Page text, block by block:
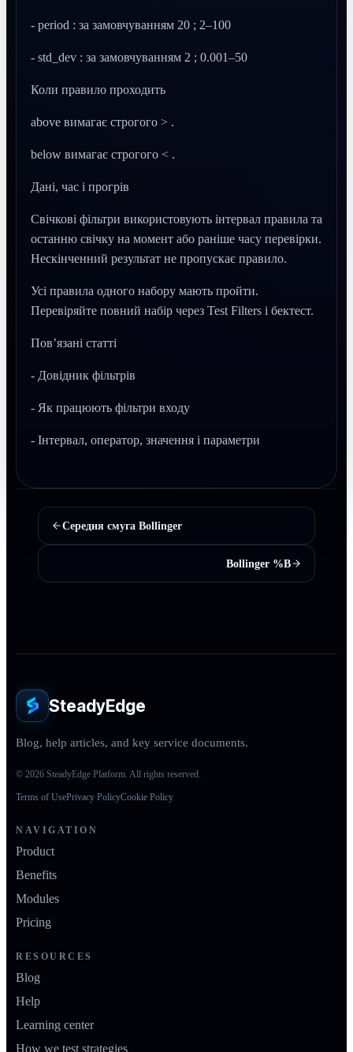
- period : за замовчуванням 20 ; 2–100
- std_dev : за замовчуванням 2 ; 0.001–50
Коли правило проходить
above вимагає строгого > .
below вимагає строгого < .
Дані, час і прогрів
Свічкові фільтри використовують інтервал правила та
останню свічку на момент або раніше часу перевірки.
Нескінченний результат не пропускає правило.
Усі правила одного набору мають пройти.
Перевіряйте повний набір через Test Filters і бектест.
Пов’язані статті
- Довідник фільтрів
- Як працюють фільтри входу
- Інтервал, оператор, значення і параметри
Середня смуга Bollinger
Bollinger %B
SteadyEdge
Blog, help articles, and key service documents.
© 2026 SteadyEdge Platform. All rights reserved.
Terms of UsePrivacy PolicyCookie Policy
NAVIGATION
Product
Benefits
Modules
Pricing
RESOURCES
Blog
Help
Learning center
How we test strategies